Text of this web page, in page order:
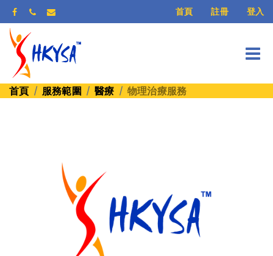
首頁 註冊 登入
首頁 服務範圍 醫療 物理治療服務